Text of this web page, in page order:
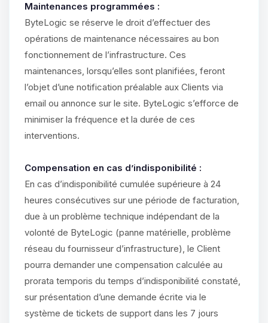
Maintenances programmées :
ByteLogic se réserve le droit d’effectuer des
opérations de maintenance nécessaires au bon
fonctionnement de l’infrastructure. Ces
maintenances, lorsqu’elles sont planifiées, feront
l’objet d’une notification préalable aux Clients via
email ou annonce sur le site. ByteLogic s’efforce de
minimiser la fréquence et la durée de ces
interventions.
Compensation en cas d’indisponibilité :
En cas d’indisponibilité cumulée supérieure à 24
heures consécutives sur une période de facturation,
due à un problème technique indépendant de la
volonté de ByteLogic (panne matérielle, problème
réseau du fournisseur d’infrastructure), le Client
pourra demander une compensation calculée au
prorata temporis du temps d’indisponibilité constaté,
sur présentation d’une demande écrite via le
système de tickets de support dans les 7 jours